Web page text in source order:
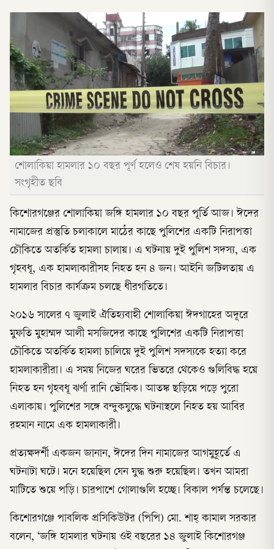
শোলাকিয়া হামলার ১০ বছর পূর্ণ হলেও শেষ হয়নি বিচার।
সংগৃহীত ছবি
কিশোরগঞ্জের শোলাকিয়া জঙ্গি হামলার ১০ বছর পূর্তি আজ। ঈদের
নামাজের প্রস্তুতি চলাকালে মাঠের কাছে পুলিশের একটি নিরাপত্তা
চৌকিতে অতর্কিত হামলা চালায়। এ ঘটনায় দুই পুলিশ সদস্য, এক
গৃহবধূ, এক হামলাকারীসহ নিহত হন ৪ জন। আইনি জটিলতায় এ
হামলার বিচার কার্যক্রম চলছে ধীরগতিতে।
২০১৬ সালের ৭ জুলাই ঐতিহ্যবাহী শোলাকিয়া ঈদগাহের অদূরে
মুফতি মুহাম্মদ আলী মসজিদের কাছে পুলিশের একটি নিরাপত্তা
চৌকিতে অতর্কিত হামলা চালিয়ে দুই পুলিশ সদস্যকে হত্যা করে
হামলাকারীরা। এ সময় নিজের ঘরের ভিতরে থেকেও গুলিবিদ্ধ হয়ে
নিহত হন গৃহবধূ ঝর্ণা রানি ভৌমিক। আতঙ্ক ছড়িয়ে পড়ে পুরো
এলাকায়। পুলিশের সঙ্গে বন্দুকযুদ্ধে ঘটনাস্থলে নিহত হয় আবির
রহমান নামে এক হামলাকারী।
প্রত্যক্ষদর্শী একজন জানান, ঈদের দিন নামাজের আগমুহূর্তে এ
ঘটনাটা ঘটে। মনে হয়েছিল যেন যুদ্ধ শুরু হয়েছিল। তখন আমরা
মাটিতে শুয়ে পড়ি। চারপাশে গোলাগুলি হচ্ছে। বিকাল পর্যন্ত চলেছে।
কিশোরগঞ্জে পাবলিক প্রসিকিউটর (পিপি) মো. শাহ্ কামাল সরকার
বলেন, ‘জঙ্গি হামলার ঘটনায় ওই বছরের ১৪ জুলাই কিশোরগঞ্জ